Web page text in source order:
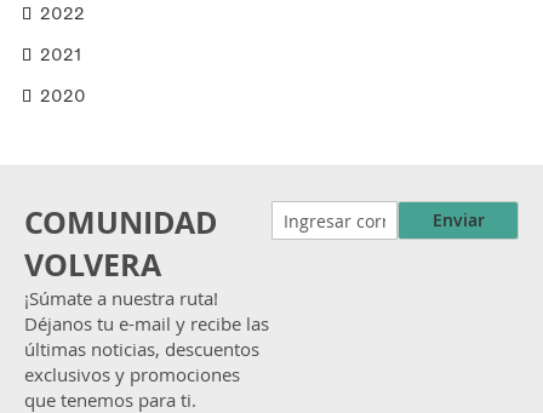
2022
2021
2020
COMUNIDAD
VOLVERA
¡Súmate a nuestra ruta!
Déjanos tu e-mail y recibe las
últimas noticias, descuentos
exclusivos y promociones
que tenemos para ti.
Enviar